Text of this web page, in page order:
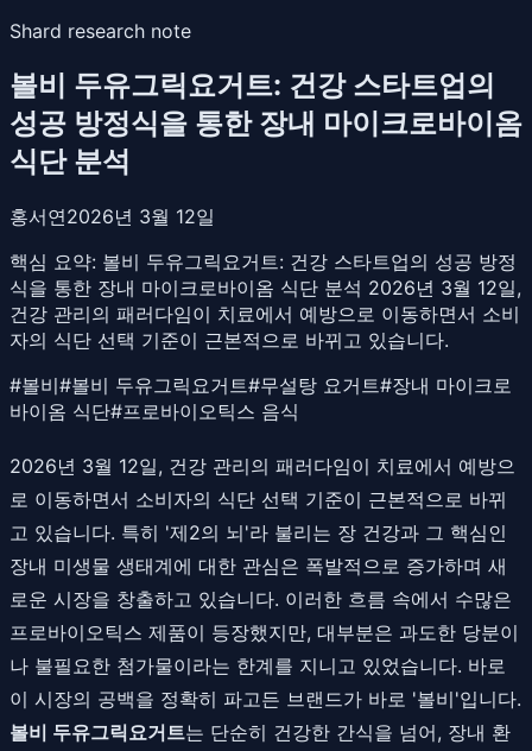
Shard research note
볼비 두유그릭요거트: 건강 스타트업의
성공 방정식을 통한 장내 마이크로바이옴
식단 분석
홍서연2026년 3월 12일
핵심 요약: 볼비 두유그릭요거트: 건강 스타트업의 성공 방정
식을 통한 장내 마이크로바이옴 식단 분석 2026년 3월 12일,
건강 관리의 패러다임이 치료에서 예방으로 이동하면서 소비
자의 식단 선택 기준이 근본적으로 바뀌고 있습니다.
#볼비#볼비 두유그릭요거트#무설탕 요거트#장내 마이크로
바이옴 식단#프로바이오틱스 음식
2026년 3월 12일, 건강 관리의 패러다임이 치료에서 예방으
로 이동하면서 소비자의 식단 선택 기준이 근본적으로 바뀌
고 있습니다. 특히 '제2의 뇌'라 불리는 장 건강과 그 핵심인
장내 미생물 생태계에 대한 관심은 폭발적으로 증가하며 새
로운 시장을 창출하고 있습니다. 이러한 흐름 속에서 수많은
프로바이오틱스 제품이 등장했지만, 대부분은 과도한 당분이
나 불필요한 첨가물이라는 한계를 지니고 있었습니다. 바로
이 시장의 공백을 정확히 파고든 브랜드가 바로 '볼비'입니다.
볼비 두유그릭요거트는 단순히 건강한 간식을 넘어, 장내 환